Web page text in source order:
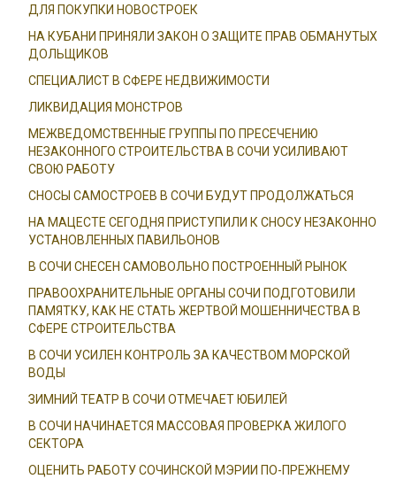
ДЛЯ ПОКУПКИ НОВОСТРОЕК
НА КУБАНИ ПРИНЯЛИ ЗАКОН О ЗАЩИТЕ ПРАВ ОБМАНУТЫХ
ДОЛЬЩИКОВ
СПЕЦИАЛИСТ В СФЕРЕ НЕДВИЖИМОСТИ
ЛИКВИДАЦИЯ МОНСТРОВ
МЕЖВЕДОМСТВЕННЫЕ ГРУППЫ ПО ПРЕСЕЧЕНИЮ
НЕЗАКОННОГО СТРОИТЕЛЬСТВА В СОЧИ УСИЛИВАЮТ
СВОЮ РАБОТУ
СНОСЫ САМОСТРОЕВ В СОЧИ БУДУТ ПРОДОЛЖАТЬСЯ
НА МАЦЕСТЕ СЕГОДНЯ ПРИСТУПИЛИ К СНОСУ НЕЗАКОННО
УСТАНОВЛЕННЫХ ПАВИЛЬОНОВ
В СОЧИ СНЕСЕН САМОВОЛЬНО ПОСТРОЕННЫЙ РЫНОК
ПРАВООХРАНИТЕЛЬНЫЕ ОРГАНЫ СОЧИ ПОДГОТОВИЛИ
ПАМЯТКУ, КАК НЕ СТАТЬ ЖЕРТВОЙ МОШЕННИЧЕСТВА В
СФЕРЕ СТРОИТЕЛЬСТВА
В СОЧИ УСИЛЕН КОНТРОЛЬ ЗА КАЧЕСТВОМ МОРСКОЙ
ВОДЫ
ЗИМНИЙ ТЕАТР В СОЧИ ОТМЕЧАЕТ ЮБИЛЕЙ
В СОЧИ НАЧИНАЕТСЯ МАССОВАЯ ПРОВЕРКА ЖИЛОГО
СЕКТОРА
ОЦЕНИТЬ РАБОТУ СОЧИНСКОЙ МЭРИИ ПО-ПРЕЖНЕМУ